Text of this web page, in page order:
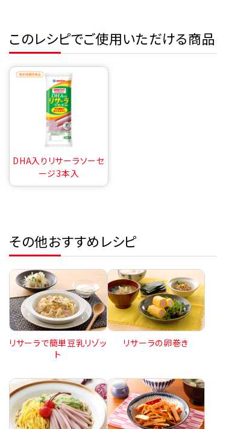
このレシピでご使用いただける商品
DHA入りリサーラソーセ
ージ3本入
その他おすすめレシピ
リサーラで簡単豆乳リゾッ
ト
リサーラの卵巻き